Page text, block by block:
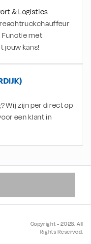
& Logistics
Functie met
jouw kans!
Wij zijn per direct op
een klant in
Copyright - 2026. All
Rights Reserved.